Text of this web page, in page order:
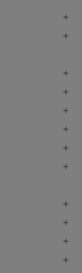











